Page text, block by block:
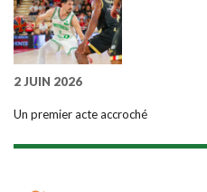
2 JUIN 2026
Un premier acte accroché